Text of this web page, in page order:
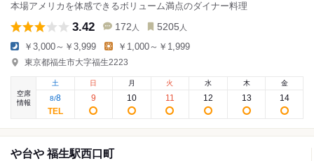
本場アメリカを体感できるボリューム満点のダイナー料理
3.42 172 人 5205 人
￥3,000～￥3,999 ￥1,000～￥1,999
東京都福生市大字福生2223
空席
情報
土
8/8
日
9
月
10
火
11
水
12
木
13
金
14
や台や 福生駅西口町